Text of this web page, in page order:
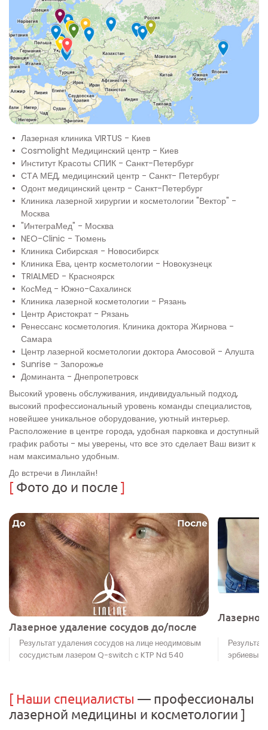
Лазерная клиника VIRTUS - Киев
Cosmolight Медицинский центр - Киев
Институт Красоты СПИК - Санкт-Петербург
СТА МЕД, медицинский центр - Санкт- Петербург
Одонт медицинский центр - Санкт-Петербург
Клиника лазерной хирургии и косметологии "Вектор" -
Москва
"ИнтеграМед" - Москва
NEO-Clinic - Тюмень
Клиника Сибирская - Новосибирск
Клиника Ева, центр косметологии - Новокузнецк
TRIALMED - Красноярск
КосМед - Южно-Сахалинск
Клиника лазерной косметологии - Рязань
Центр Аристократ - Рязань
Ренессанс косметология. Клиника доктора Жирнова -
Самара
Центр лазерной косметологии доктора Амосовой - Алушта
Sunrise - Запорожье
Доминанта - Днепропетровск
Высокий уровень обслуживания, индивидуальный подход,
высокий профессиональный уровень команды специалистов,
новейшее уникальное оборудование, уютный интерьер.
Расположение в центре города, удобная парковка и доступный
график работы - мы уверены, что все это сделает Ваш визит к
нам максимально удобным.
До встречи в Линлайн!
[ Фото до и после ]
Лазерное удаление сосудов до/после
Результат удаления сосудов на лице неодимовым
сосудистым лазером Q-switch с KTP Nd 540
эрбиевым
[ Наши специалисты — профессионалы
лазерной медицины и косметологии ]